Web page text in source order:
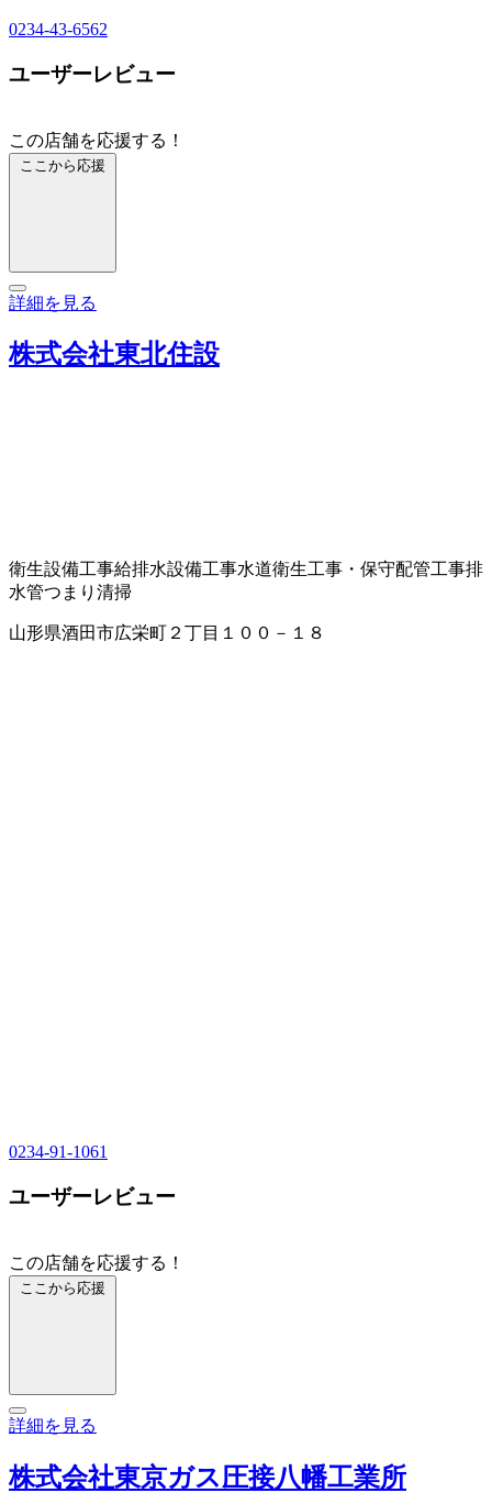
0234-43-6562
ユーザーレビュー
この店舗を応援する！
ここから応援
詳細を見る
株式会社東北住設
衛生設備工事給排水設備工事水道衛生工事・保守配管工事排
水管つまり清掃
山形県酒田市広栄町２丁目１００－１８
0234-91-1061
ユーザーレビュー
この店舗を応援する！
ここから応援
詳細を見る
株式会社東京ガス圧接八幡工業所